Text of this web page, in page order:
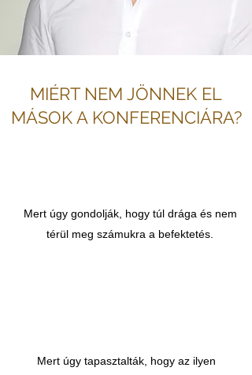
MIÉRT NEM JÖNNEK EL
MÁSOK A KONFERENCIÁRA?
Mert úgy gondolják, hogy túl drága és nem
térül meg számukra a befektetés.
Mert úgy tapasztalták, hogy az ilyen